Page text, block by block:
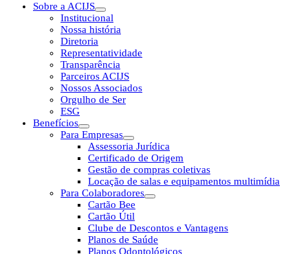
Sobre a ACIJS
Institucional
Nossa história
Diretoria
Representatividade
Transparência
Parceiros ACIJS
Nossos Associados
Orgulho de Ser
ESG
Benefícios
Para Empresas
Assessoria Jurídica
Certificado de Origem
Gestão de compras coletivas
Locação de salas e equipamentos multimídia
Para Colaboradores
Cartão Bee
Cartão Útil
Clube de Descontos e Vantagens
Planos de Saúde
Planos Odontológicos